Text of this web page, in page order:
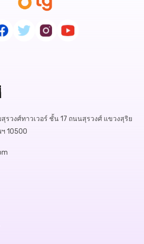
รวงศ์ทาวเวอร์ ชั้น 17 ถนนสุรวงศ์ แขวงสุริย
ฯ 10500